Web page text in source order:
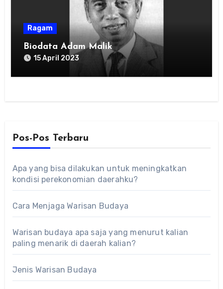
Ragam
Biodata Adam Malik
15 April 2023
Pos-Pos Terbaru
Apa yang bisa dilakukan untuk meningkatkan
kondisi perekonomian daerahku?
Cara Menjaga Warisan Budaya
Warisan budaya apa saja yang menurut kalian
paling menarik di daerah kalian?
Jenis Warisan Budaya